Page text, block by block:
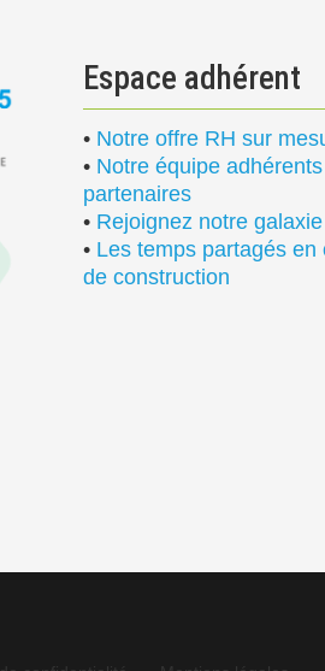
Espace adhérent
• Notre offre RH sur
• Notre équipe adhérents
partenaires
• Rejoignez notre galaxie
• Les temps partagés en
de construction